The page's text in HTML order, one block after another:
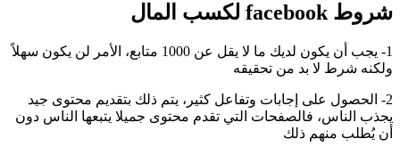
شروط facebook لكسب المال
1- يجب أن يكون لديك ما لا يقل عن 1000 متابع، الأمر لن يكون سهلاً
ولكنه شرط لا بد من تحقيقه
2- الحصول على إجابات وتفاعل كثير، يتم ذلك بتقديم محتوى جيد
يجذب الناس، فالصفحات التي تقدم محتوى جميلا يتبعها الناس دون
أن يُطلب منهم ذلك